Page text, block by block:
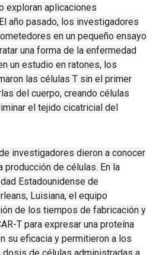
exploran aplicaciones
El año pasado, los investigadores
en un pequeño ensayo
una forma de la enfermedad
un estudio en ratones, los
las células T sin el primer
del cuerpo, creando células
el tejido cicatricial del
investigadores dieron a conocer
producción de células. En la
Estadounidense de
Luisiana, el equipo
de los tiempos de fabricación y
T para expresar una proteína
su eficacia y permitieron a los